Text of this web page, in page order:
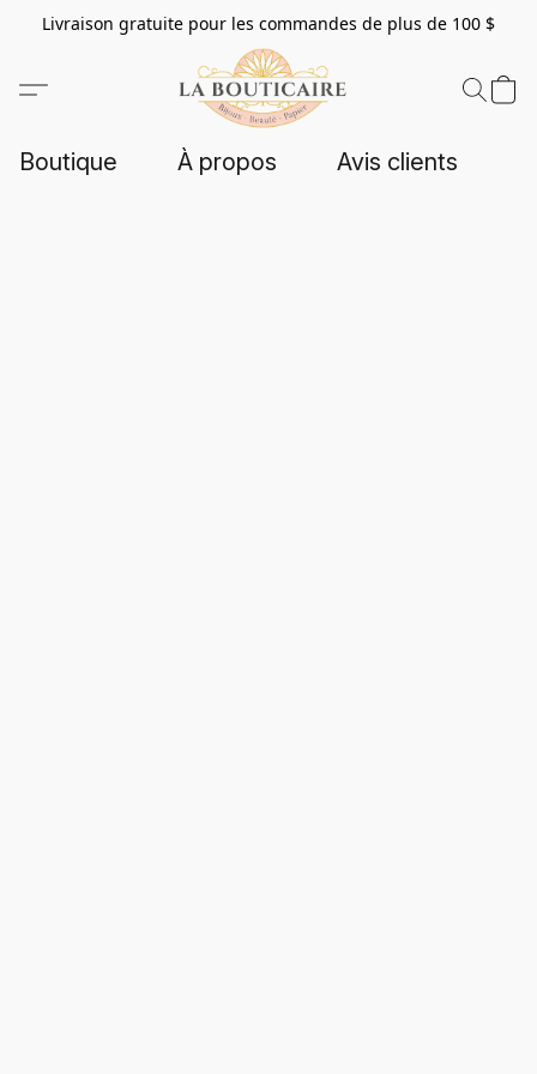
Livraison gratuite pour les commandes de plus de 100 $
Boutique À propos Avis clients